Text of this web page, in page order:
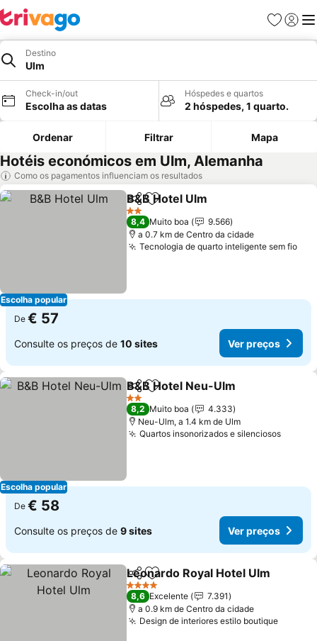
Favoritos
Iniciar
Destino
Ulm
Check-in/out
Escolha as datas
Hóspedes e quartos
2 hóspedes, 1 quarto.
Ordenar Filtrar Mapa
Hotéis económicos em Ulm, Alemanha
Como os pagamentos influenciam os resultados
Escolha popular
PartilharAdicionar aos favoritos
B&B Hotel Ulm
2 Estrelas
8,4 Muito boa
9.566
a 0.7 km de Centro da cidade
Tecnologia de quarto inteligente sem fio
De € 57
Consulte os preços de 10 sites Ver preços
Escolha popular
PartilharAdicionar aos favoritos
B&B Hotel Neu-Ulm
2 Estrelas
8,2 Muito boa
4.333
Neu-Ulm, a 1.4 km de Ulm
Quartos insonorizados e silenciososVer
De € 58
Consulte os preços de 9 sites Ver preços
PartilharAdicionar aos favoritos
Leonardo Royal Hotel Ulm
4 Estrelas
8,6 Excelente
7.391
a 0.9 km de Centro da cidade
Design de interiores estilo boutiqueVer